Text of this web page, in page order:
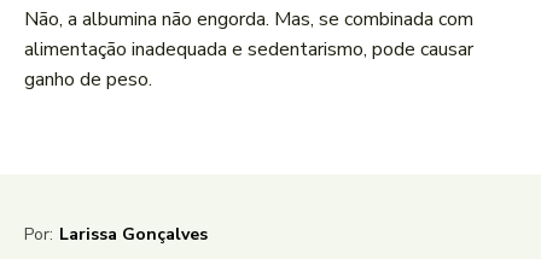
Não, a albumina não engorda. Mas, se combinada com
alimentação inadequada e sedentarismo, pode causar
ganho de peso.
Por: Larissa Gonçalves